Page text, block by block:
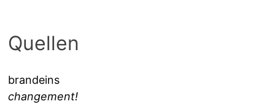
Quellen
brandeins
changement!